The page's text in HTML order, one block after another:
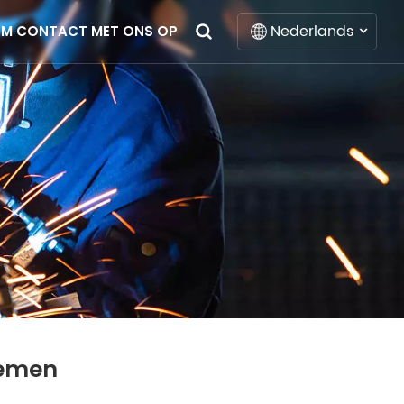
CONTACT MET ONS OP Nederlands
Español